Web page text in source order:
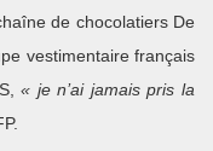
de chocolatiers De
vestimentaire français
« je n’ai jamais pris la